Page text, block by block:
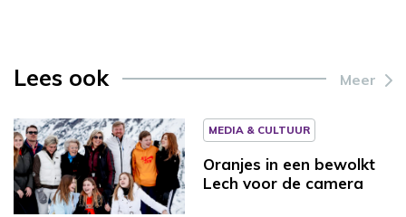
Lees ook Meer
MEDIA & CULTUUR
Oranjes in een bewolkt
Lech voor de camera